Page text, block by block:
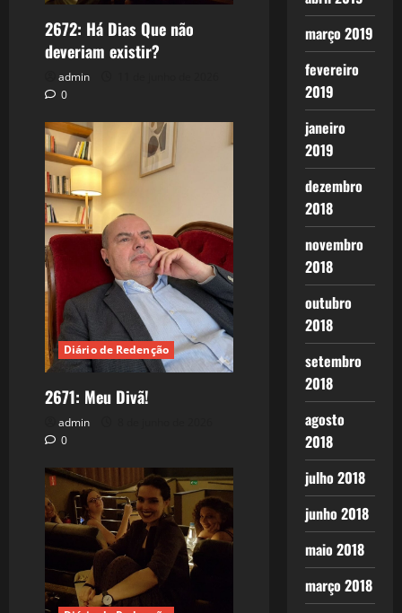
2672: Há Dias Que não
deveriam existir?
admin
0
Diário de Redenção
2671: Meu Divã!
admin
0
março 2019
fevereiro
2019
janeiro
2019
dezembro
2018
novembro
2018
outubro
2018
setembro
2018
agosto
2018
julho 2018
junho 2018
maio 2018
março 2018